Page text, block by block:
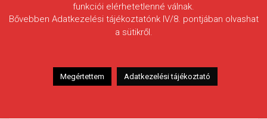
Karcagi I-11 és I-12 csatorna
együttműködésének köszönhetően az alábbi, saját
hasznosításába nem tartozó csatornákra, illetve
funkciói elérhetetlenné válnak.
Bővebben Adatkezelési tájékoztatónk IV/8. pontjában olvashat
a sütikről.
Megértettem Adatkezelési tájékoztató